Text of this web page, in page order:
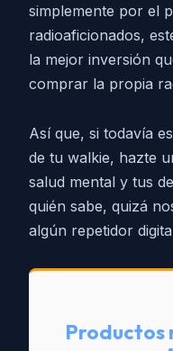
simplemente por el
radioaficionados,
la mejor inversión
comprar la propia
Así que, si todavía
de tu walkie, hazte
salud mental y tus
quién sabe, quizá
algún repetidor
Productos